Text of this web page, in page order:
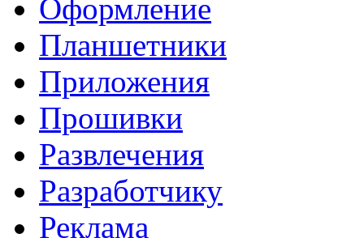
Оформление
Планшетники
Приложения
Прошивки
Развлечения
Разработчику
Реклама